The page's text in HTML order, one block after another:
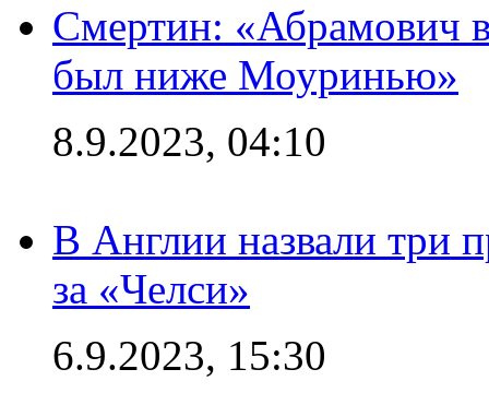
Смертин: «Абрамович в
был ниже Моуринью»
8.9.2023, 04:10
В Англии назвали три
за «Челси»
6.9.2023, 15:30